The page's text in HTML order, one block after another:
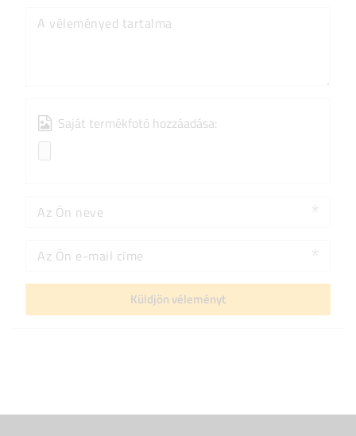
A véleményed tartalma
Saját termékfotó hozzáadása:
Az Ön neve
Az Ön e-mail címe
Küldjön véleményt